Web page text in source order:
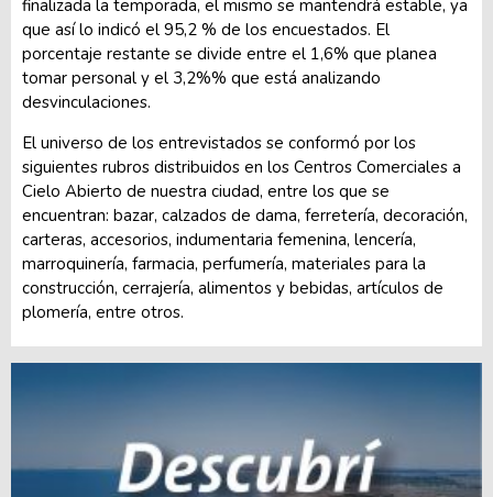
finalizada la temporada, el mismo se mantendrá estable, ya
que así lo indicó el 95,2 % de los encuestados. El
porcentaje restante se divide entre el 1,6% que planea
tomar personal y el 3,2%% que está analizando
desvinculaciones.
El universo de los entrevistados se conformó por los
siguientes rubros distribuidos en los Centros Comerciales a
Cielo Abierto de nuestra ciudad, entre los que se
encuentran: bazar, calzados de dama, ferretería, decoración,
carteras, accesorios, indumentaria femenina, lencería,
marroquinería, farmacia, perfumería, materiales para la
construcción, cerrajería, alimentos y bebidas, artículos de
plomería, entre otros.